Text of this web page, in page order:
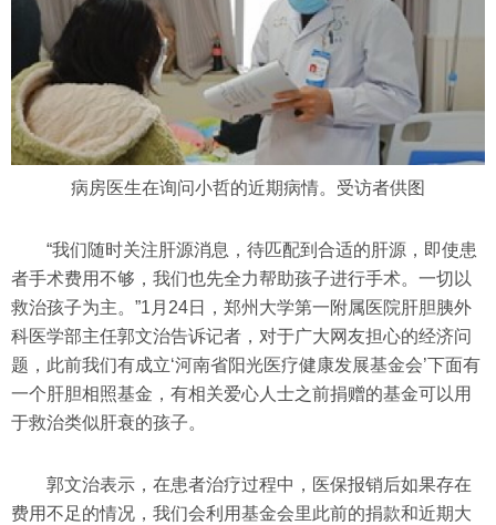
病房医生在询问小哲的近期病情。受访者供图
“我们随时关注肝源消息，待匹配到合适的肝源，即使患
者手术费用不够，我们也先全力帮助孩子进行手术。一切以
救治孩子为主。”1月24日，郑州大学第一附属医院肝胆胰外
科医学部主任郭文治告诉记者，对于广大网友担心的经济问
题，此前我们有成立‘河南省阳光医疗健康发展基金会’下面有
一个肝胆相照基金，有相关爱心人士之前捐赠的基金可以用
于救治类似肝衰的孩子。
郭文治表示，在患者治疗过程中，医保报销后如果存在
费用不足的情况，我们会利用基金会里此前的捐款和近期大